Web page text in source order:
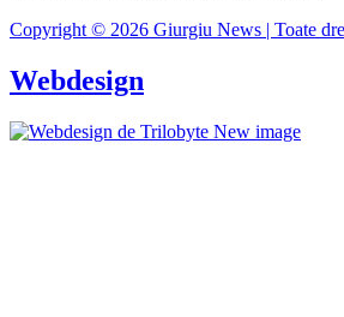
Copyright © 2026 Giurgiu News | Toate
Webdesign